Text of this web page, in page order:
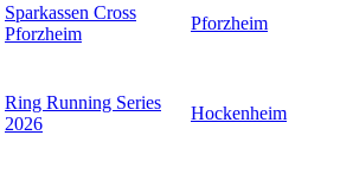
Sparkassen Cross
Pforzheim
Pforzheim
Ring Running Series
2026
Hockenheim